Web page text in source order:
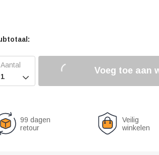

Voeg toe aan
99 dagen
retour
Veilig
winkelen